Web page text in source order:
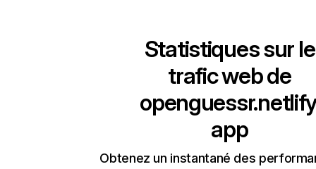
Statistiques sur le
trafic web de
app
Obtenez un instantané des